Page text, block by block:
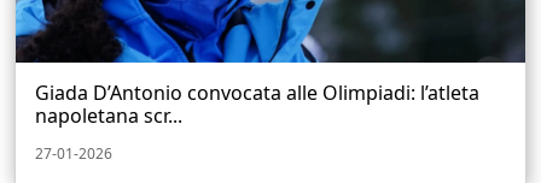
Giada D’Antonio convocata alle Olimpiadi: l’atleta
napoletana scr...
27-01-2026